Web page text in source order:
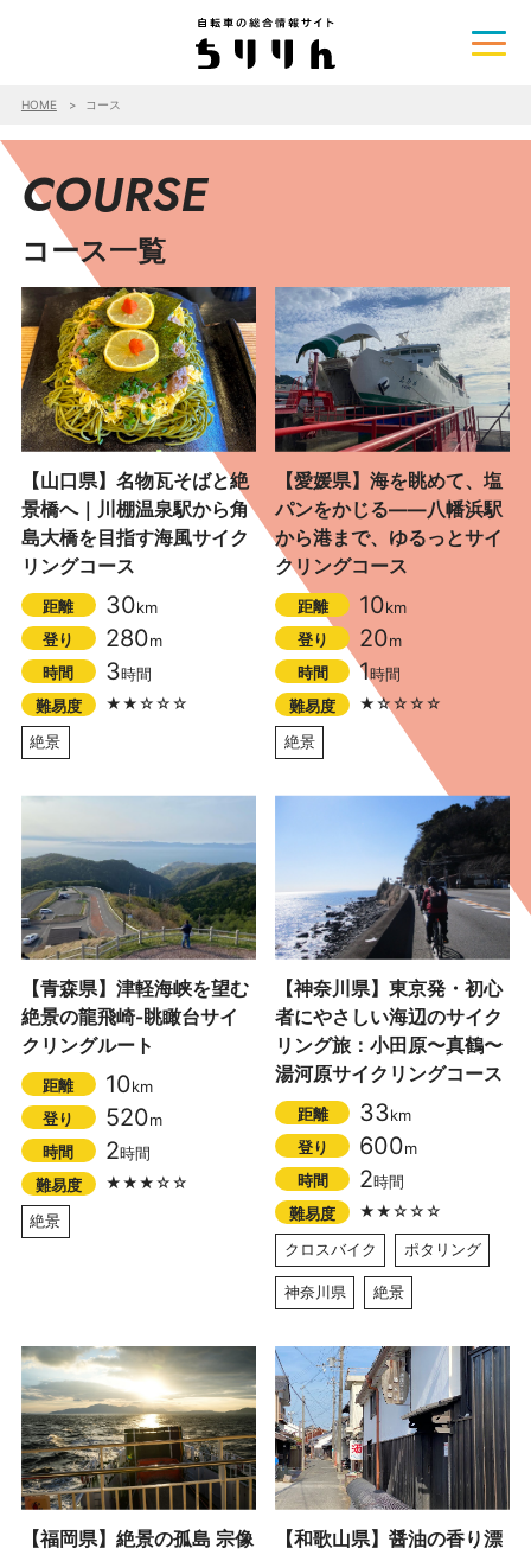
HOME コース
COURSE
コース一覧
【山口県】名物瓦そばと絶
景橋へ｜川棚温泉駅から角
島大橋を目指す海風サイク
リングコース
距離 30km
登り
280m
時間
3時間
難易度
★★☆☆☆
絶景
【愛媛県】海を眺めて、塩
パンをかじる――八幡浜駅
から港まで、ゆるっとサイ
クリングコース
距離 10km
登り
20m
時間
1時間
難易度
★☆☆☆☆
絶景
【青森県】津軽海峡を望む
絶景の龍飛崎-眺瞰台サイ
クリングルート
距離 10km
登り
520m
時間
2時間
難易度
★★★☆☆
絶景
【神奈川県】東京発・初心
者にやさしい海辺のサイク
リング旅：小田原〜真鶴〜
湯河原サイクリングコース
距離 33km
登り
600m
時間
2時間
難易度
★★☆☆☆
クロスバイク
ポタリング
神奈川県 絶景
【福岡県】絶景の孤島 宗像
【和歌山県】醤油の香り漂